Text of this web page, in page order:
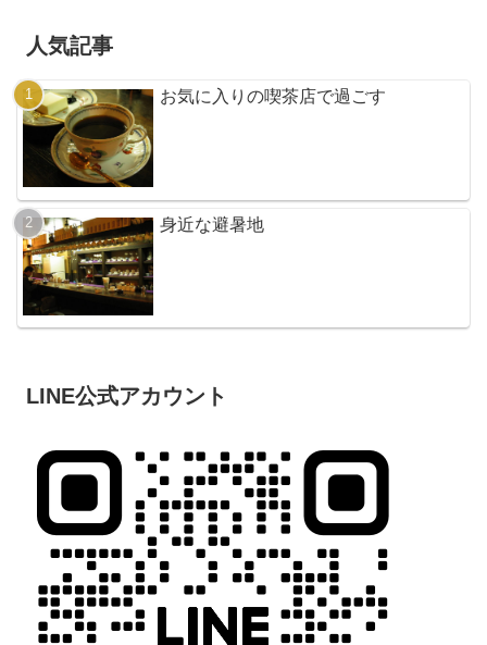
人気記事
お気に入りの喫茶店で過ごす
身近な避暑地
LINE公式アカウント